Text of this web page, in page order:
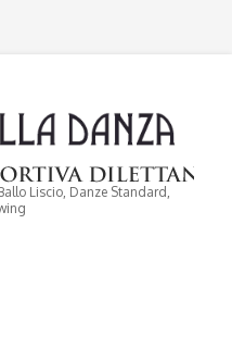
Liscio, Danze Standard,